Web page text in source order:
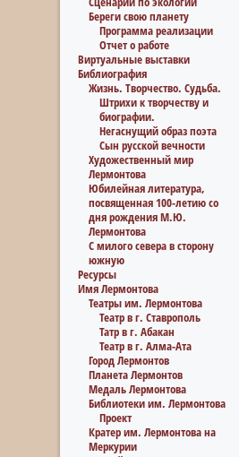
Береги свою планету
Программа реализации
Отчет о работе
Виртуальные выставки
Библиография
Жизнь. Творчество. Судьба.
Штрихи к творчеству и
биографии.
Негаснущий образ поэта
Сын русской вечности
Художественный мир
Лермонтова
Юбилейная литература,
посвященная 100-летию со
дня рождения М.Ю.
Лермонтова
С милого севера в сторону
южную
Ресурсы
Имя Лермонтова
Театры им. Лермонтова
Театр в г. Ставрополь
Татр в г. Абакан
Театр в г. Алма-Ата
Город Лермонтов
Планета Лермонтов
Медаль Лермонтова
Библиотеки им. Лермонтова
Проект
Кратер им. Лермонтова на
Меркурии